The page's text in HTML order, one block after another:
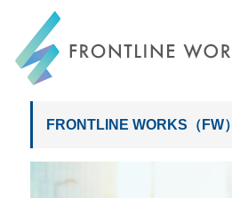
FRONTLINE WORKS
FRONTLINE WORKS（FW）